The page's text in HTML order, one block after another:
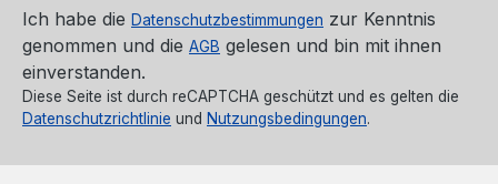
Ich habe die Datenschutzbestimmungen zur Kenntnis
genommen und die AGB gelesen und bin mit ihnen
einverstanden.
Diese Seite ist durch reCAPTCHA geschützt und es gelten die
Datenschutzrichtlinie und Nutzungsbedingungen.